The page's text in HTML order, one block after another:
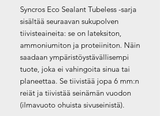
Syncros Eco Sealant Tubeless -sarja
sisältää seuraavan sukupolven
tiivisteaineita: se on lateksiton,
ammoniumiton ja proteiiniton. Näin
saadaan ympäristöystävällisempi
tuote, joka ei vahingoita sinua tai
planeettaa. Se tiivistää jopa 6 mm:n
reiät ja tiivistää seinämän vuodon
(ilmavuoto ohuista sivuseinistä).